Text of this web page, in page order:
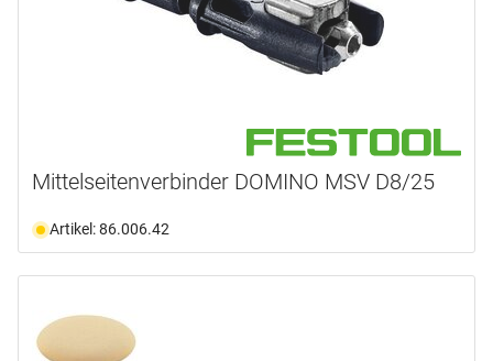
Mittelseitenverbinder DOMINO MSV D8/25
Artikel: 86.006.42